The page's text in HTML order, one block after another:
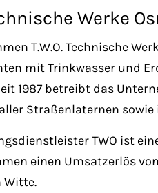
Werke
T.W.O. Technische
mit Trinkwasser und
1987 betreibt das
Straßenlaternen
TWO ist
einen Umsatzerlös
Witte.